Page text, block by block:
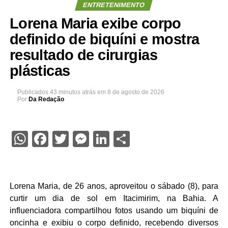
ENTRETENIMENTO
Lorena Maria exibe corpo
definido de biquíni e mostra
resultado de cirurgias
plásticas
Publicados 43 minutos atrás em 8 de agosto de 2026
Por Da Redação
WhatsApp
Facebook
Twitter
Messenger
LinkedIn
Share
Lorena Maria, de 26 anos, aproveitou o sábado (8), para
curtir um dia de sol em Itacimirim, na Bahia. A
influenciadora compartilhou fotos usando um biquíni de
oncinha e exibiu o corpo definido, recebendo diversos